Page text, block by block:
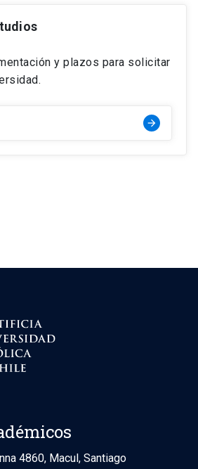
y plazos para solicitar
arrow_forward
4860, Macul, Santiago